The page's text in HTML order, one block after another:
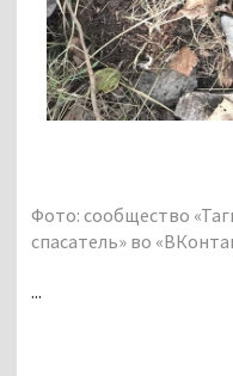
Фото: сообщество
спасатель» во
...